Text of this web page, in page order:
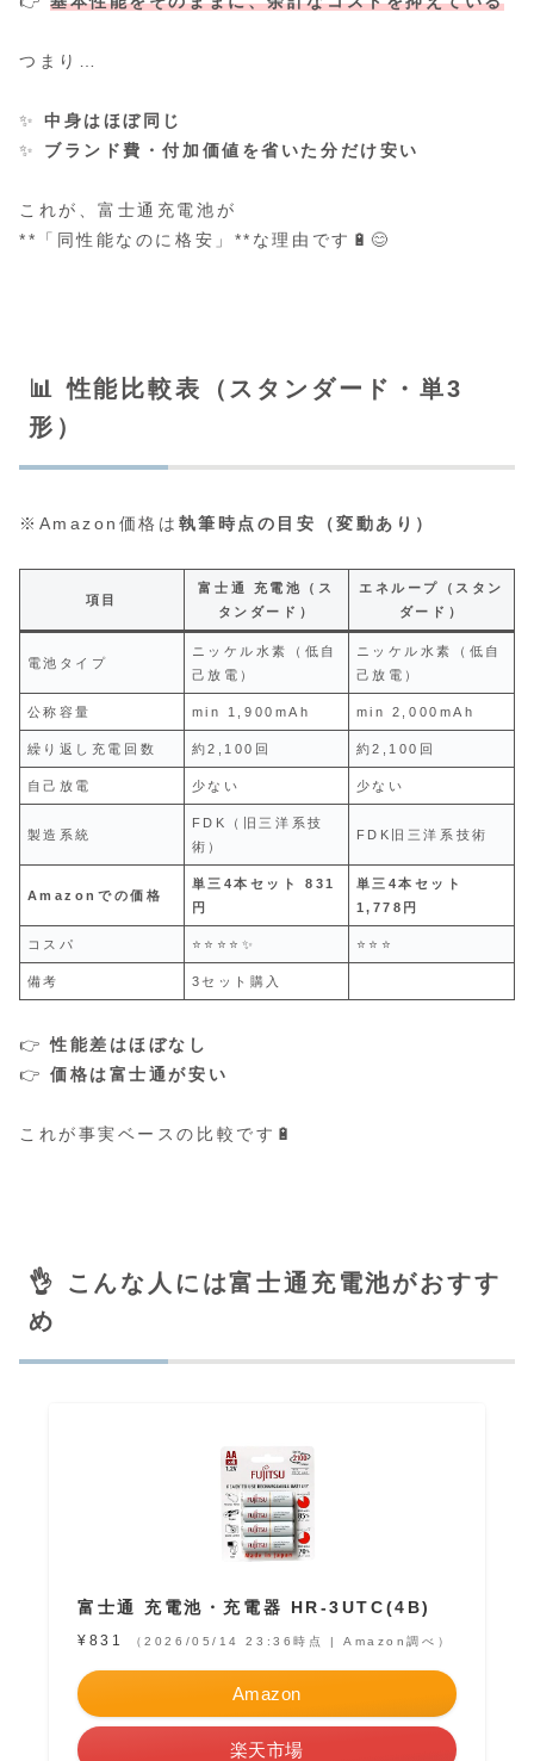
つまり…
✨中身はほぼ同じ
✨ ブランド費・付加価値を省いた分だけ安い
これが、富士通充電池が
**「同性能なのに格安」**な理由です🔋😊
📊 性能比較表（スタンダード・単3
形）
※Amazon価格は 執筆時点の目安（変動あり）
項目
富士通 充電池（ス
タンダード）
エネループ（スタン
ダード）
電池タイプ
ニッケル水素（低自
己放電）
ニッケル水素（低自
己放電）
公称容量 min 1,900mAh min 2,000mAh
繰り返し充電回数 約2,100回 約2,100回
自己放電 少ない 少ない
製造系統
FDK（旧三洋系技
術）
FDK旧三洋系技術
Amazonでの価格
単三4本セット
831
円
単三4本セット
1,778円
コスパ ⭐⭐⭐⭐✨ ⭐⭐⭐
備考 3セット購入
👉性能差はほぼなし
👉価格は富士通が安い
これが事実ベースの比較です🔋
👌 こんな人には富士通充電池がおすす
め
富士通 充電池・充電器 HR-3UTC(4B)
¥831 （2026/05/14 23:36時点 | Amazon調べ）
Amazon
楽天市場